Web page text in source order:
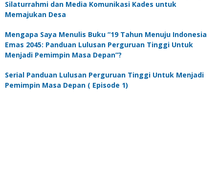
Silaturrahmi dan Media Komunikasi Kades untuk
Memajukan Desa
Mengapa Saya Menulis Buku “19 Tahun Menuju Indonesia
Emas 2045: Panduan Lulusan Perguruan Tinggi Untuk
Menjadi Pemimpin Masa Depan”?
Serial Panduan Lulusan Perguruan Tinggi Untuk Menjadi
Pemimpin Masa Depan ( Episode 1)